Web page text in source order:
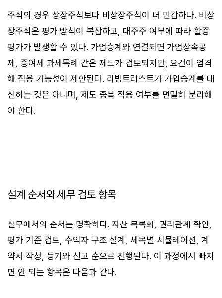
주식의 경우 상장주식보다 비상장주식이 더 민감하다. 비상
장주식은 평가 방식이 복잡하고, 대주주 여부에 따라 할증
평가가 발생할 수 있다. 가업승계와 연결되면 가업상속공
제, 증여세 과세특례 같은 제도가 검토되지만, 요건이 엄격
해 적용 가능성이 제한된다. 리빙트러스트가 가업승계를 대
신하는 것은 아니며, 제도 중복 적용 여부를 면밀히 분리해
야 한다.
설계 순서와 세무 검토 항목
실무에서의 순서는 명확하다. 자산 목록화, 권리관계 확인,
평가 기준 검토, 수익자 구조 설계, 세목별 시뮬레이션, 계
약서 작성, 등기와 신고 순으로 진행된다. 이 과정에서 빠지
면 안 되는 항목은 다음과 같다.